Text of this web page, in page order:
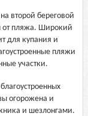
второй береговой
от пляжа. Широкий
для купания и
пляжи
участки.
огорожена и
и шезлонгами.